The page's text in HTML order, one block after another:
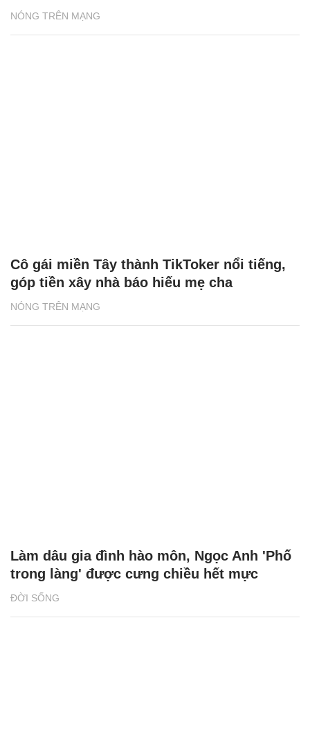
NÓNG TRÊN MẠNG
NÓNG TRÊN MẠNG
Cô gái miền Tây thành TikToker nổi tiếng,
góp tiền xây nhà báo hiếu mẹ cha
ĐỜI SỐNG
Làm dâu gia đình hào môn, Ngọc Anh 'Phố
trong làng' được cưng chiều hết mực